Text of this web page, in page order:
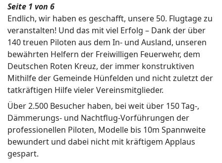
Seite 1 von 6
Endlich, wir haben es geschafft, unsere 50. Flugtage zu
veranstalten! Und das mit viel Erfolg – Dank der über
140 treuen Piloten aus dem In- und Ausland, unseren
bewährten Helfern der Freiwilligen Feuerwehr, dem
Deutschen Roten Kreuz, der immer konstruktiven
Mithilfe der Gemeinde Hünfelden und nicht zuletzt der
tatkräftigen Hilfe vieler Vereinsmitglieder.
Über 2.500 Besucher haben, bei weit über 150 Tag-,
Dämmerungs- und Nachtflug-Vorführungen der
professionellen Piloten, Modelle bis 10m Spannweite
bewundert und dabei nicht mit kräftigem Applaus
gespart.